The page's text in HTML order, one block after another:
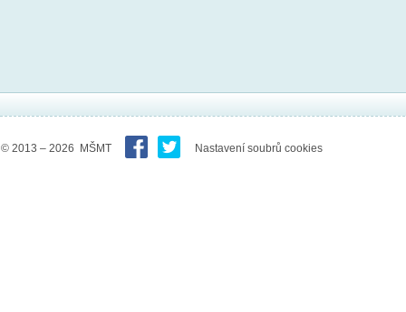
© 2013 – 2026 MŠMT Nastavení soubrů cookies